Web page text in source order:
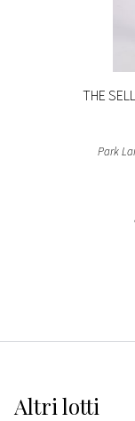
THE
Park
Altrilotti